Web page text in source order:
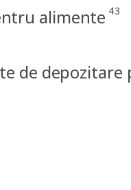
alimente 43
de